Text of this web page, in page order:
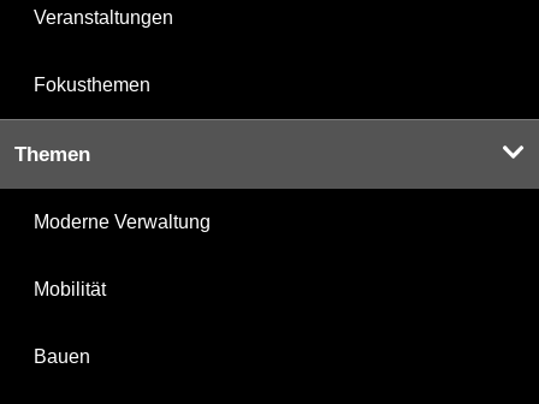
Veranstaltungen
Fokusthemen
Themen
Moderne Verwaltung
Mobilität
Bauen